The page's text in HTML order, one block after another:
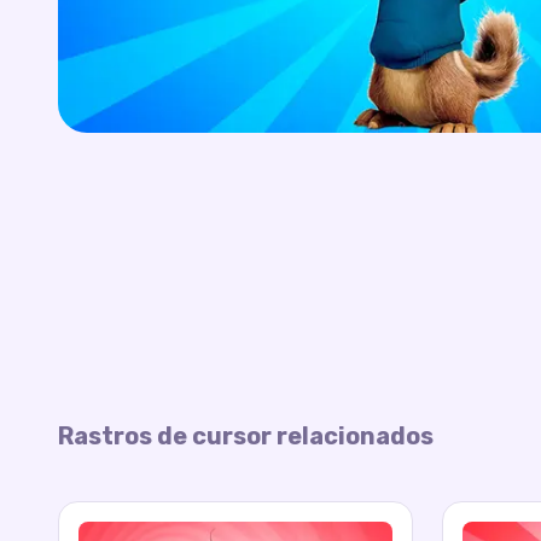
Rastros de cursor relacionados